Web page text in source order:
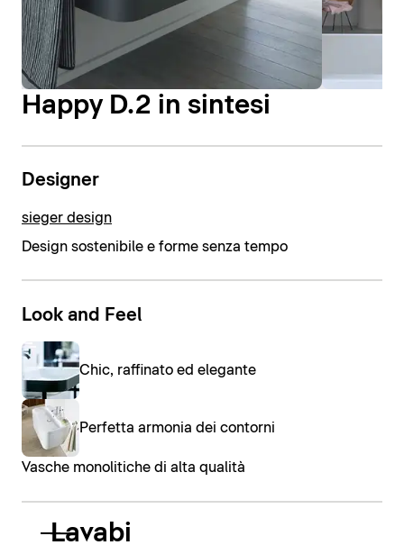
Happy D.2 in sintesi
Designer
sieger design
Design sostenibile e forme senza tempo
Look and Feel
Chic, raffinato ed elegante
Perfetta armonia dei contorni
Vasche monolitiche di alta qualità
Lavabi